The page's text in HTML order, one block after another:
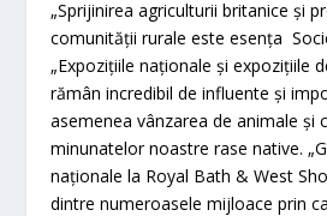
„Sprijinirea agriculturii britanice și
comunității rurale este esența
„Expozițiile naționale și expozițiile
rămân incredibil de influente și
asemenea vânzarea de animale și
minunatelor noastre rase native.
naționale la Royal Bath & West
dintre numeroasele mijloace prin